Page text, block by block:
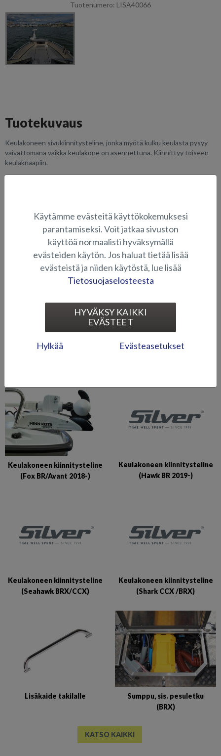
Tuotenumero: LISA40066
Tuotekuvaus
Keulakoneen sivukiinnitysteline, jonka myötä kulku keulasta pysyy
vaivattomana vaikka keulakone on asennettuna. Kiinnittyy toiseen
keulaknaapiin.
KALASTUSTARVIKKEET
Keulakoneen kiinnitysteline
Keulakoneen kiinnitysteline
Keulakoneen kiinnitysteline
(Fox BR/Avant 2018-)
Keulakoneen kiinnitysteline
(Hawk BR 2019-)
Keulakoneen kiinnitysteline
(Seahawk BRX/CCX)
Keulakoneen kiinnitysteline
(Shark CCX /BRX)
Lisäkaide takilalle
Sumppu, sis. pesuletku
(BRX)
KATSO KAIKKI
Käytämme evästeitä käyttökokemuksesi
parantamiseksi. Voit jatkaa sivuston
käyttöä normaalisti hyväksymällä
evästeiden käytön. Jos haluat tietää lisää
evästeistä ja niiden käytöstä, lue lisää
Tietosuojaselosteesta
HYVÄKSY KAIKKI
EVÄSTEET
Hylkää Evästeasetukset